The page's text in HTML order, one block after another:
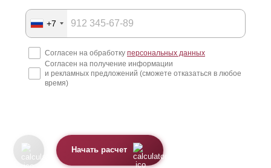
+7
Согласен на обработку персональных данных
Согласен на получение информации
и рекламных предложений (сможете отказаться в любое
время)
Начать расчет